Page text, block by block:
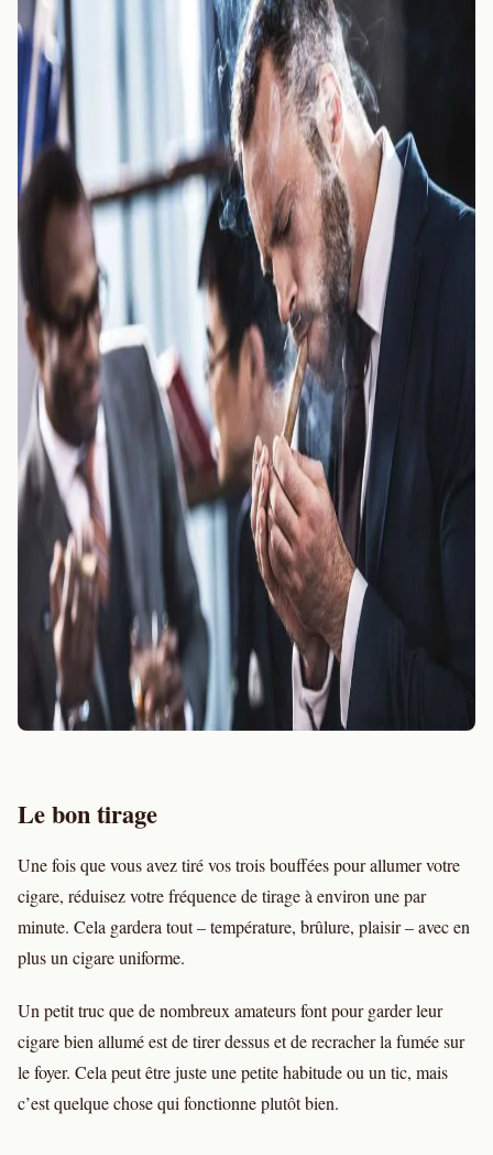
Le bon tirage
Une fois que vous avez tiré vos trois bouffées pour allumer votre
cigare, réduisez votre fréquence de tirage à environ une par
minute. Cela gardera tout – température, brûlure, plaisir – avec en
plus un cigare uniforme.
Un petit truc que de nombreux amateurs font pour garder leur
cigare bien allumé est de tirer dessus et de recracher la fumée sur
le foyer. Cela peut être juste une petite habitude ou un tic, mais
c’est quelque chose qui fonctionne plutôt bien.